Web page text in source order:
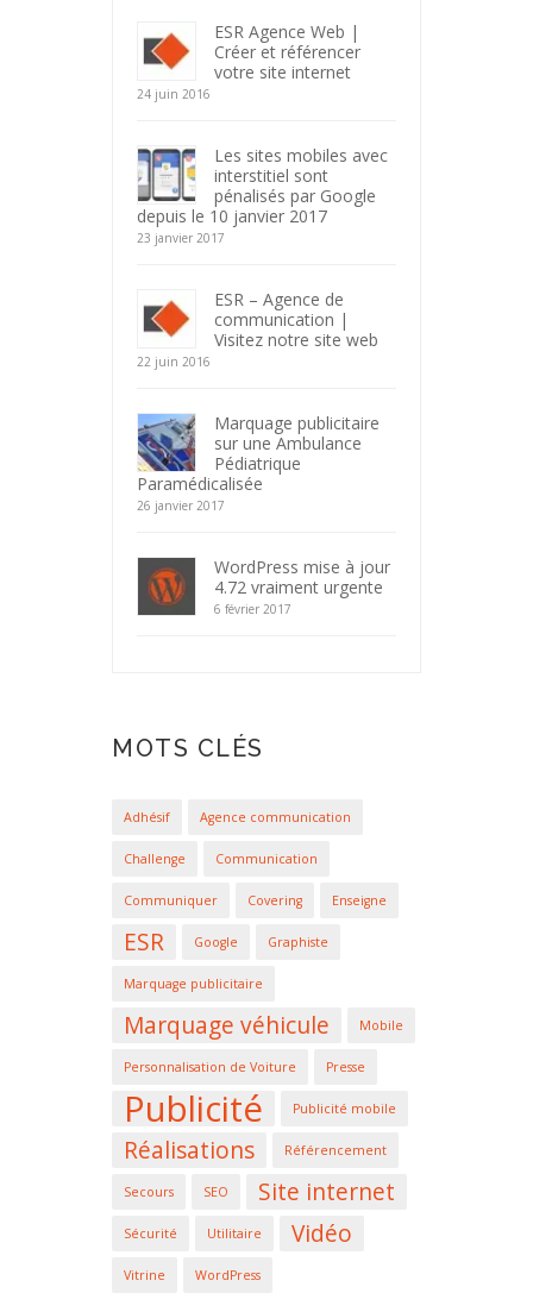
ESR Agence Web |
Créer et référencer
votre site internet
24 juin 2016
Les sites mobiles avec
interstitiel sont
pénalisés par Google
depuis le 10 janvier 2017
23 janvier 2017
ESR – Agence de
communication |
Visitez notre site web
22 juin 2016
Marquage publicitaire
sur une Ambulance
Pédiatrique
Paramédicalisée
26 janvier 2017
WordPress mise à jour
4.72 vraiment urgente
6 février 2017
MOTS CLÉS
Adhésif Agence communication
Challenge Communication
Communiquer Covering Enseigne
ESR Google Graphiste
Marquage publicitaire
Marquage véhicule Mobile
Personnalisation de Voiture Presse
Publicité Publicité mobile
Réalisations Référencement
Secours SEO Site internet
Sécurité Utilitaire Vidéo
Vitrine WordPress